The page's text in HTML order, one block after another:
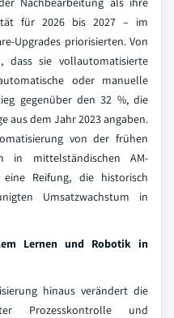
für 2026 bis 2027 – im
Upgrades priorisierten. Von
dass sie vollautomatisierte
oder manuelle
gegenüber den 32 %, die
aus dem Jahr 2023 angaben.
von der frühen
in mittelständischen AM-
Reifung, die historisch
Umsatzwachstum in
Lernen und Robotik in
hinaus verändert die
Prozesskontrolle und